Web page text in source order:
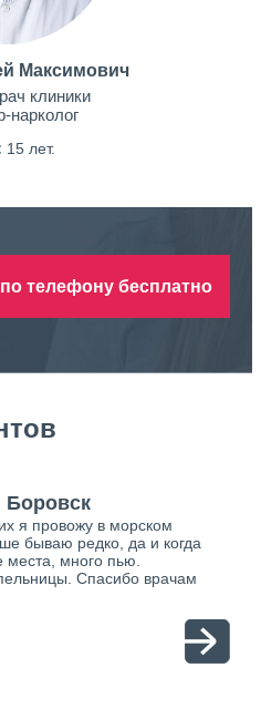
Максимович
клиники
нарколог
15 лет.
телефону бесплатно
Боровск
я провожу в морском
бываю редко, да и когда
места, много пью.
Спасибо врачам